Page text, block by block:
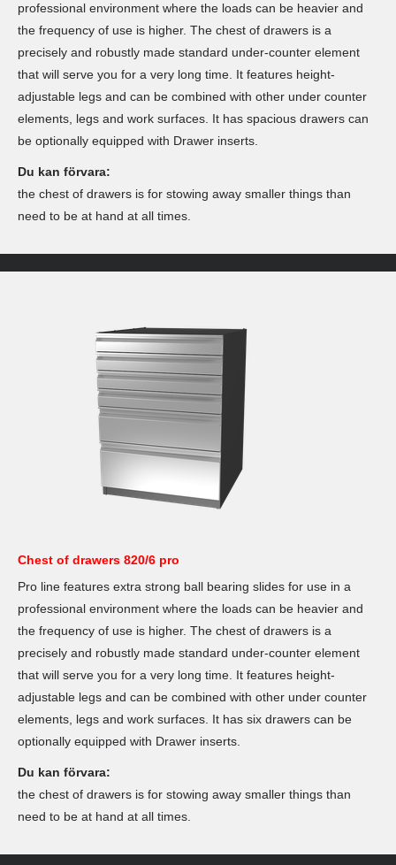
professional environment where the loads can be heavier and
the frequency of use is higher. The chest of drawers is a
precisely and robustly made standard under-counter element
that will serve you for a very long time. It features height-
adjustable legs and can be combined with other under counter
elements, legs and work surfaces. It has spacious drawers can
be optionally equipped with Drawer inserts.
Du kan förvara:
the chest of drawers is for stowing away smaller things than
need to be at hand at all times.
Chest of drawers 820/6 pro
Pro line features extra strong ball bearing slides for use in a
professional environment where the loads can be heavier and
the frequency of use is higher. The chest of drawers is a
precisely and robustly made standard under-counter element
that will serve you for a very long time. It features height-
adjustable legs and can be combined with other under counter
elements, legs and work surfaces. It has six drawers can be
optionally equipped with Drawer inserts.
Du kan förvara:
the chest of drawers is for stowing away smaller things than
need to be at hand at all times.